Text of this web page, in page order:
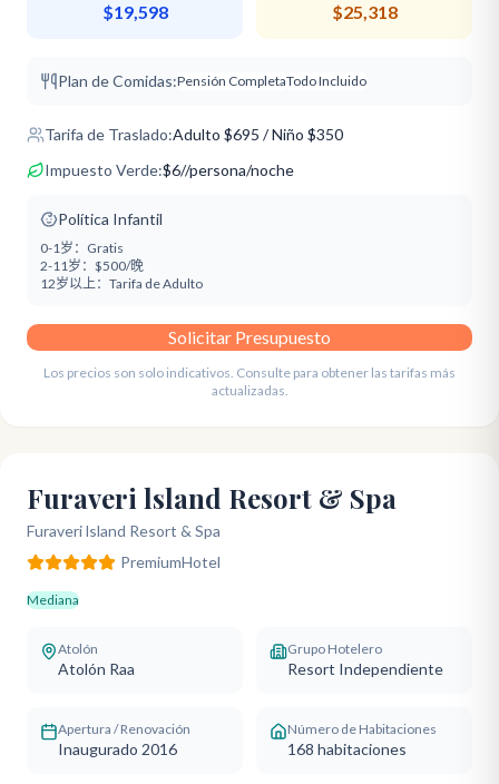
$19,598 $25,318
Plan de Comidas:Pensión CompletaTodo Incluido
Tarifa de Traslado:Adulto $695 / Niño $350
Impuesto Verde:$6//persona/noche
Política Infantil
0-1岁： Gratis
2-11岁： $500/晚
12岁以上： Tarifa de Adulto
Solicitar Presupuesto
Los precios son solo indicativos. Consulte para obtener las tarifas más
actualizadas.
Furaveri lsland Resort & Spa
Furaveri lsland Resort & Spa
PremiumHotel
Mediana
Atolón
Atolón Raa
Grupo Hotelero
Resort Independiente
Apertura / Renovación
Inaugurado 2016
Número de Habitaciones
168 habitaciones